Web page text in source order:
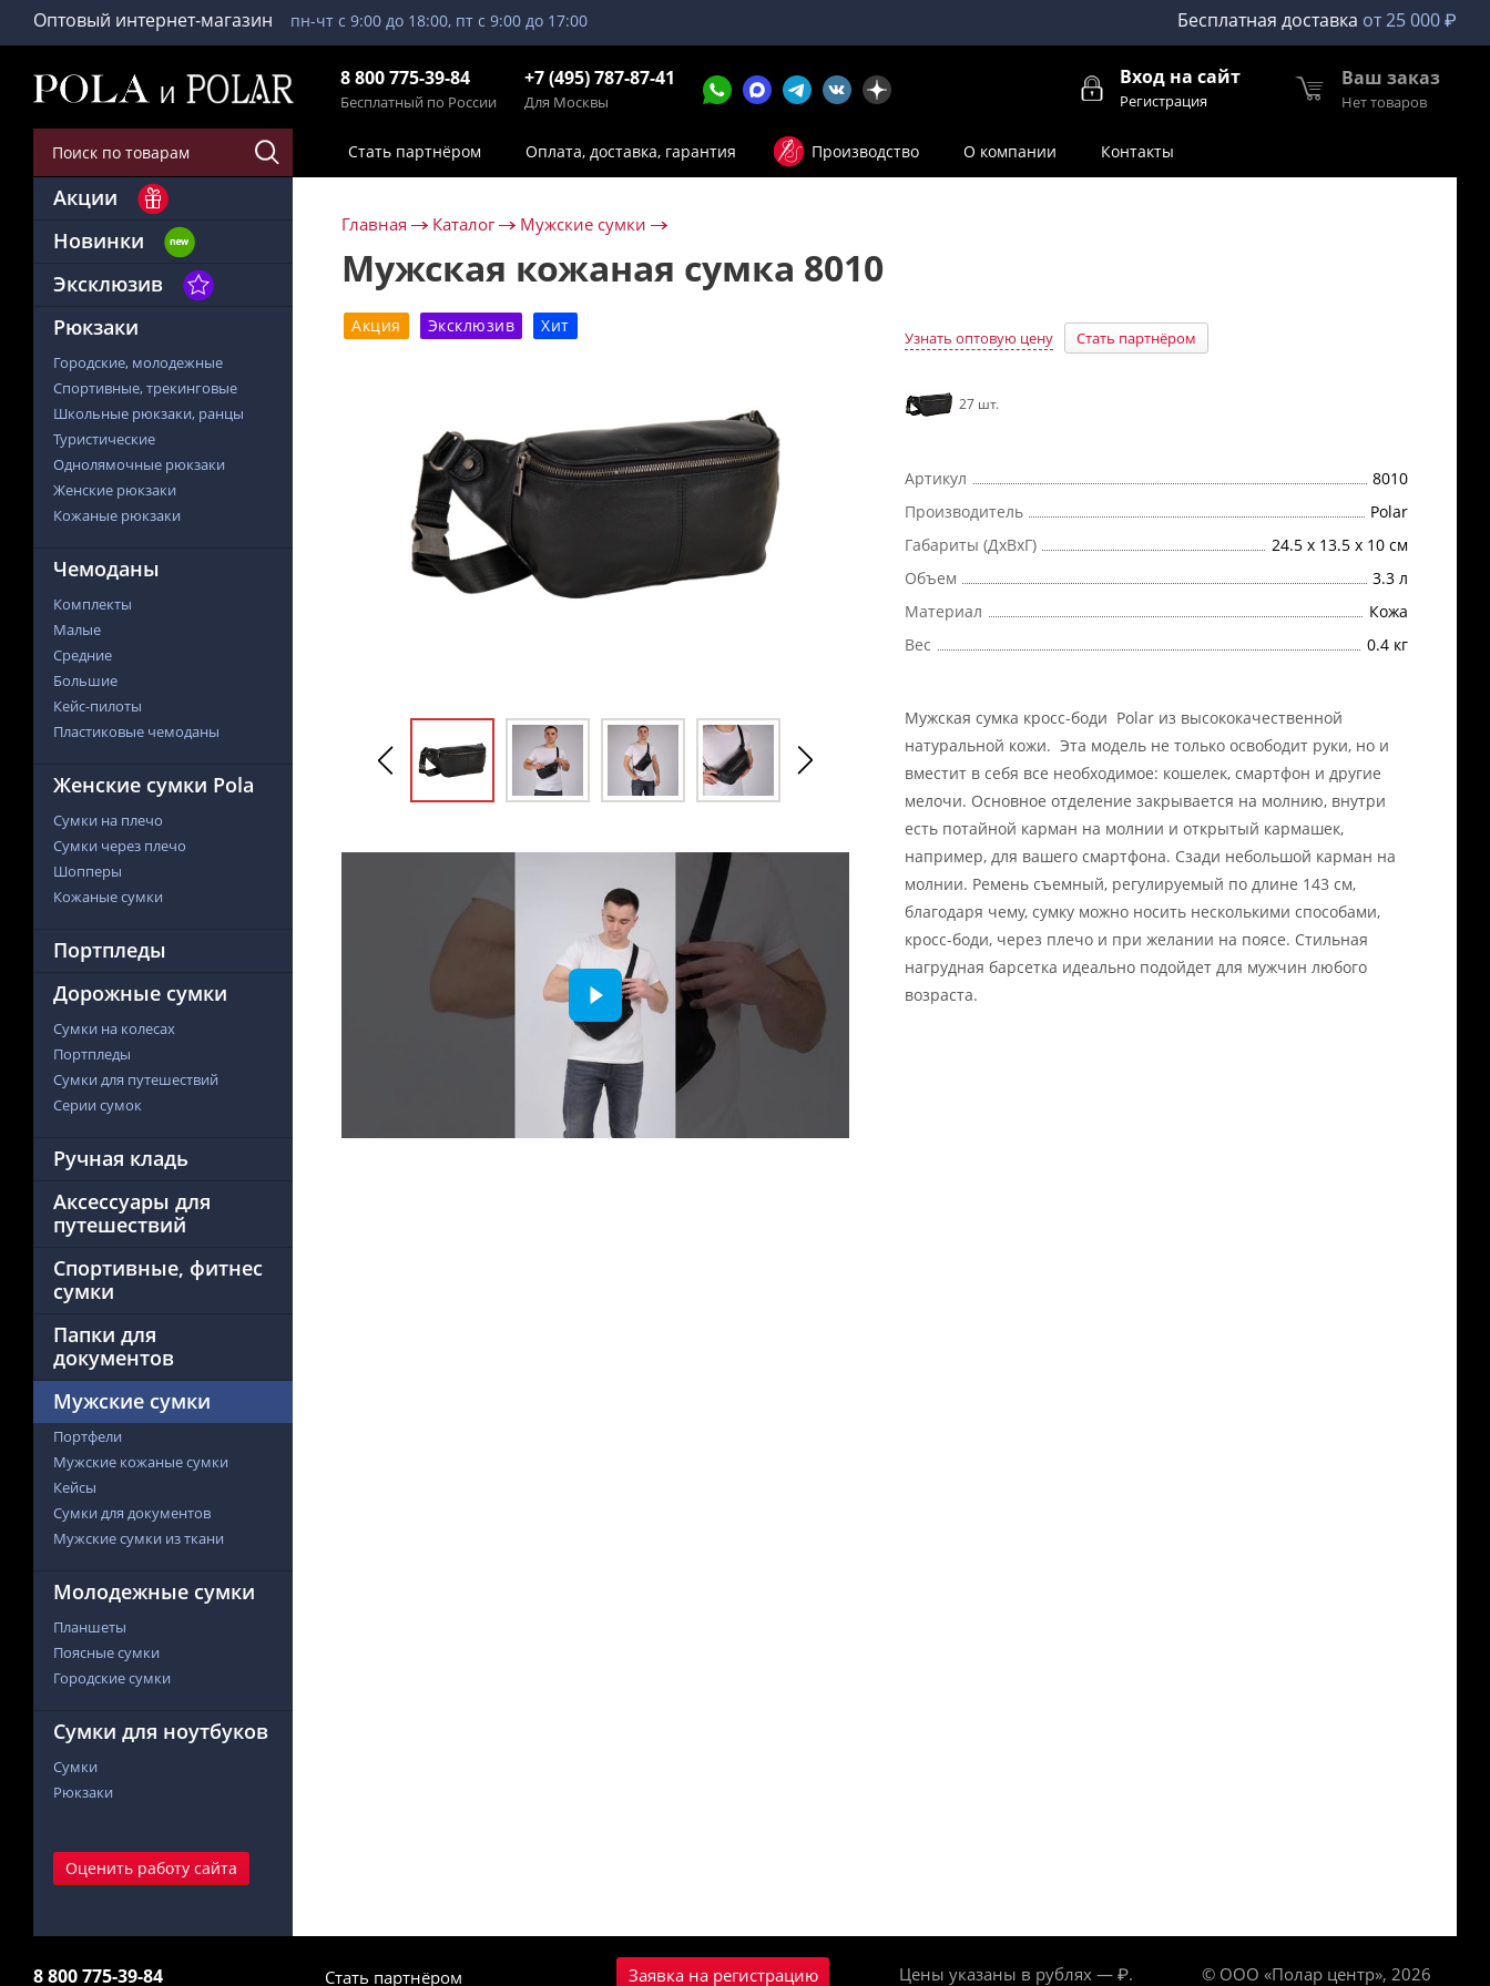
Оптовый интернет-магазин пн-чт с 9:00 до 18:00, пт с 9:00 до 17:00 Бесплатная доставка от 25 000 ₽
8 800 775-39-84
Бесплатный по России
+7 (495) 787-87-41
Для Москвы
Вход на сайт
Регистрация
Ваш заказ
Нет товаров
Стать партнёром Оплата, доставка, гарантия Производство О компании Контакты
Акции
Новинки
Эксклюзив
Рюкзаки
Городские, молодежные
Спортивные, трекинговые
Школьные рюкзаки, ранцы
Туристические
Однолямочные рюкзаки
Женские рюкзаки
Кожаные рюкзаки
Чемоданы
Комплекты
Малые
Средние
Большие
Кейс-пилоты
Пластиковые чемоданы
Женские сумки Pola
Сумки на плечо
Сумки через плечо
Шопперы
Кожаные сумки
Портпледы
Дорожные сумки
Сумки на колесах
Портпледы
Сумки для путешествий
Серии сумок
Ручная кладь
Аксессуары для
путешествий
Спортивные, фитнес
сумки
Папки для
документов
Мужские сумки
Портфели
Мужские кожаные сумки
Кейсы
Сумки для документов
Мужские сумки из ткани
Молодежные сумки
Планшеты
Поясные сумки
Городские сумки
Сумки для ноутбуков
Сумки
Рюкзаки
Оценить работу сайта
Главная Каталог Мужские сумки
Мужская кожаная сумка 8010
Акция Эксклюзив Хит
Узнать оптовую цену Стать партнёром
27 шт.
Артикул
8010
Производитель
Polar
Габариты (ДхВхГ)
24.5 х 13.5 х 10 см
Объем
3.3 л
Материал
Кожа
Вес
0.4 кг
Мужская сумка кросс-боди Polar из высококачественной
натуральной кожи. Эта модель не только освободит руки, но и
вместит в себя все необходимое: кошелек, смартфон и другие
мелочи. Основное отделение закрывается на молнию, внутри
есть потайной карман на молнии и открытый кармашек,
например, для вашего смартфона. Сзади небольшой карман на
молнии. Ремень съемный, регулируемый по длине 143 см,
благодаря чему, сумку можно носить несколькими способами,
кросс-боди, через плечо и при желании на поясе. Стильная
нагрудная барсетка идеально подойдет для мужчин любого
возраста.
8 800 775-39-84 Стать партнёром Заявка на регистрацию Цены указаны в рублях — ₽. © ООО «Полар центр», 2026